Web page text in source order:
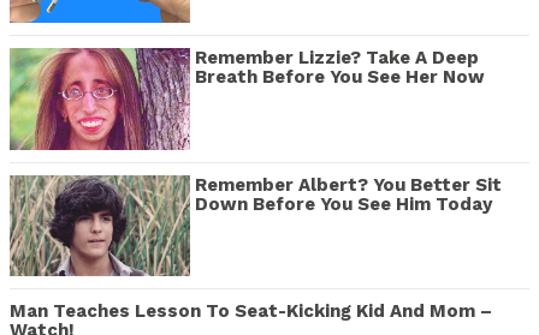
Remember Lizzie? Take A Deep
Breath Before You See Her Now
Remember Albert? You Better Sit
Down Before You See Him Today
Man Teaches Lesson To Seat-Kicking Kid And Mom –
Watch!